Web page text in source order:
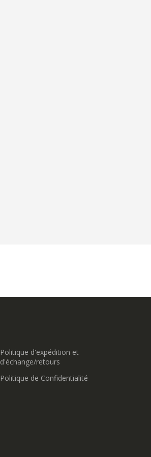
Politique d'expédition et
d'échange/retours
Politique de Confidentialité